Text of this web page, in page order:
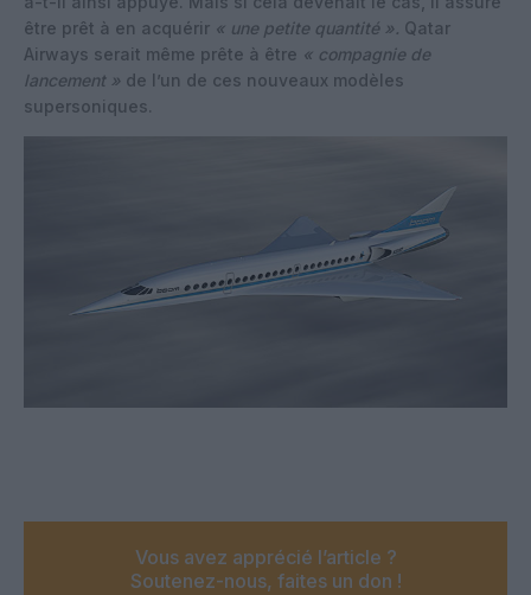
être prêt à en acquérir « une petite quantité ». Qatar
Airways serait même prête à être « compagnie de
lancement » de l’un de ces nouveaux modèles
supersoniques.
Vous avez apprécié l’article ?
Soutenez-nous, faites un don !